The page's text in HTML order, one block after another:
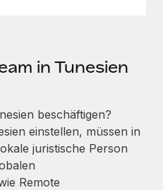
in Tunesien
beschäftigen?
einstellen, müssen in
juristische Person
Remote